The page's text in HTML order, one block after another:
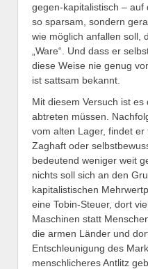
gegen-kapitalistisch –
so sparsam, sondern
wie möglich anfallen soll,
„Ware“. Und dass er
diese Weise nie genug
ist sattsam bekannt.
Mit diesem Versuch ist
abtreten müssen.
vom alten Lager, findet er
Zaghaft oder
bedeutend weniger weit
nichts soll sich an den
kapitalistischen
eine Tobin-Steuer, dort
Maschinen statt
die armen Länder und
Entschleunigung des
menschlicheres Antlitz